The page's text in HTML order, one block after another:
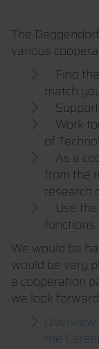
The
various
Find
match
Work
of
As a
from the
research
Use
functions.
We would be
would be very
a cooperation
we look
the